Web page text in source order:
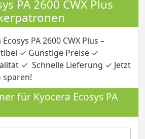
PA 2600 CWX Plus
PA 2600 CWX Plus –
✓ Günstige Preise ✓
✓ Schnelle Lieferung ✓ Jetzt
sparen!
für Kyocera Ecosys PA